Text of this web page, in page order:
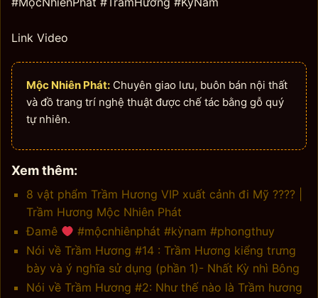
Link Video
Mộc Nhiên Phát: Chuyên giao lưu, buôn bán nội thất
và đồ trang trí nghệ thuật được chế tác bằng gỗ quý
tự nhiên.
Xem thêm:
8 vật phẩm Trầm Hương VIP xuất cảnh đi Mỹ ???? |
Trầm Hương Mộc Nhiên Phát
Đamê
#mộcnhiênphát #kỳnam #phongthuy
Nói về Trầm Hương #14 : Trầm Hương kiểng trưng
bày và ý nghĩa sử dụng (phần 1)- Nhất Kỳ nhì Bông
Nói về Trầm Hương #2: Như thế nào là Trầm hương